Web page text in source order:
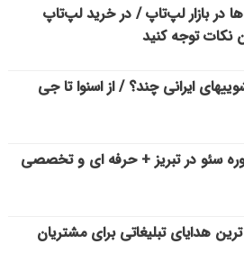
در بازار لپ‌تاپ / در خرید لپ‌تاپ
نکات توجه کنید
ماشین لباسشویی‎های ایرانی چند؟ / از اسنوا تا جی
سئو در تبریز + حرفه ای و تخصصی
هدایای تبلیغاتی برای مشتریان